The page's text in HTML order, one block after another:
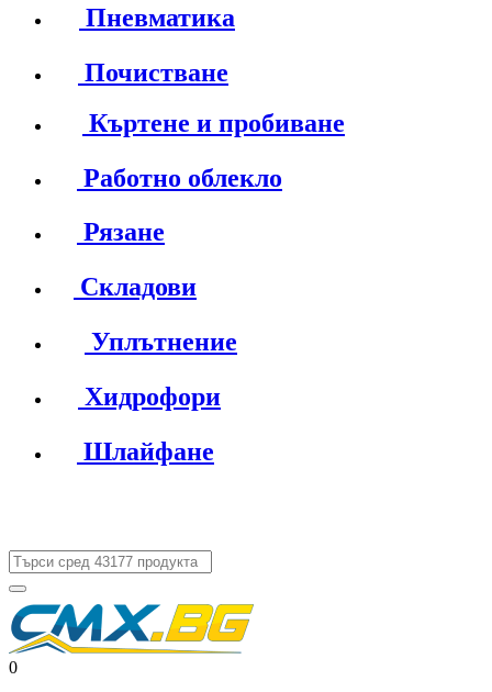
Пневматика
Почистване
Къртене и пробиване
Работно облекло
Рязане
Складови
Уплътнение
Хидрофори
Шлайфане
0